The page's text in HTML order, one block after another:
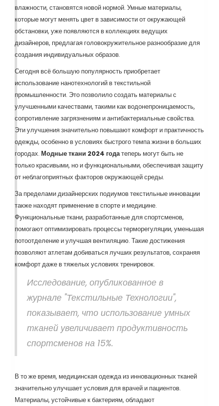
влажности, становятся новой нормой. Умные материалы,
которые могут менять цвет в зависимости от окружающей
обстановки, уже появляются в коллекциях ведущих
дизайнеров, предлагая головокружительное разнообразие для
создания индивидуальных образов.
Сегодня всё большую популярность приобретает
использование нанотехнологий в текстильной
промышленности. Это позволило создать материалы с
улучшенными качествами, такими как водонепроницаемость,
сопротивление загрязнениям и антибактериальные свойства.
Эти улучшения значительно повышают комфорт и практичность
одежды, особенно в условиях быстрого темпа жизни в больших
городах. Модные ткани 2024 годатеперь могут быть не
только красивыми, но и функциональными, обеспечивая защиту
от неблагоприятных факторов окружающей среды.
За пределами дизайнерских подиумов текстильные инновации
также находят применение в спорте и медицине.
Функциональные ткани, разработанные для спортсменов,
помогают оптимизировать процессы терморегуляции, уменьшая
потоотделение и улучшая вентиляцию. Такие достижения
позволяют атлетам добиваться лучших результатов, сохраняя
комфорт даже в тяжелых условиях тренировок.
Исследование, опубликованное в
журнале "Текстильные Технологии",
показывает, что использование умных
тканей увеличивает продуктивность
спортсменов на 15%.
В то же время, медицинская одежда из инновационных тканей
значительно улучшает условия для врачей и пациентов.
Материалы, устойчивые к бактериям, обладают